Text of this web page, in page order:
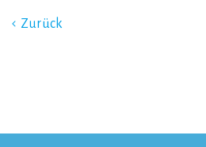
Zurück